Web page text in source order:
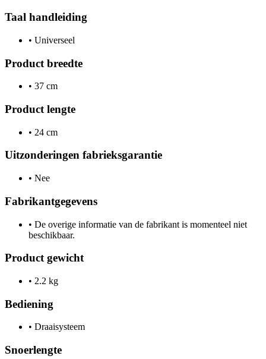
Taal handleiding
• Universeel
Product breedte
• 37 cm
Product lengte
• 24 cm
Uitzonderingen fabrieksgarantie
• Nee
Fabrikantgegevens
• De overige informatie van de fabrikant is momenteel niet
beschikbaar.
Product gewicht
• 2.2 kg
Bediening
• Draaisysteem
Snoerlengte